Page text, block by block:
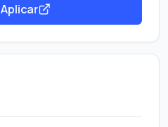
Aplicar